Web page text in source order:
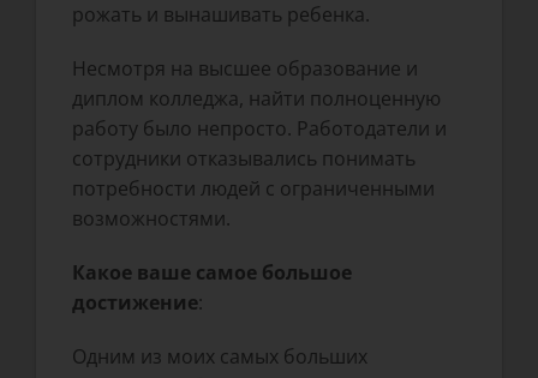
рожать и вынашивать ребенка.
Несмотря на высшее образование и
диплом колледжа, найти полноценную
работу было непросто. Работодатели и
сотрудники отказывались понимать
потребности людей с ограниченными
возможностями.
Какое ваше самое большое
достижение:
Одним из моих самых больших